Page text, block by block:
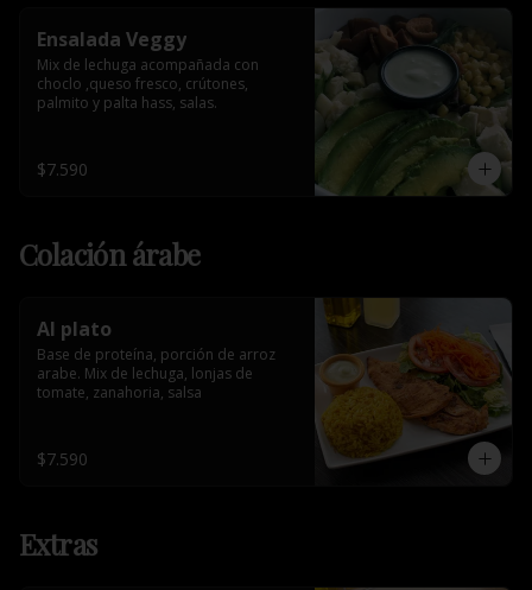
Ensalada Veggy
Mix de lechuga acompañada con
choclo ,queso fresco, crútones,
palmito y palta hass, salas.
$7.590
Colación árabe
Al plato
Base de proteína, porción de arroz
arabe. Mix de lechuga, lonjas de
tomate, zanahoria, salsa
$7.590
Extras